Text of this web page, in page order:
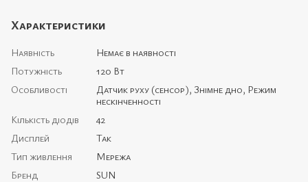
Характеристики
Наявність
Немає в наявності
Потужність
120 Вт
Особливості
Датчик руху (сенсор), Знімне дно, Режим
нескінченності
Кількість діодів
42
Дисплей
Так
Тип живлення
Мережа
Бренд
SUN